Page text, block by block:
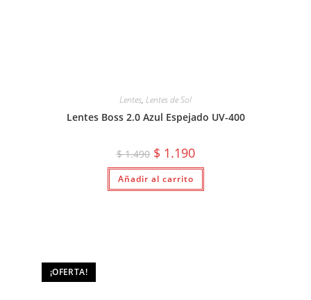
Lentes, Lentes de Sol
Lentes Boss 2.0 Azul Espejado UV-400
$1.490 El
precio
original
era:
$ 1.490.
$ 1.190El
precio
actual
$ 1.190.
Añadir al carrito
¡OFERTA!